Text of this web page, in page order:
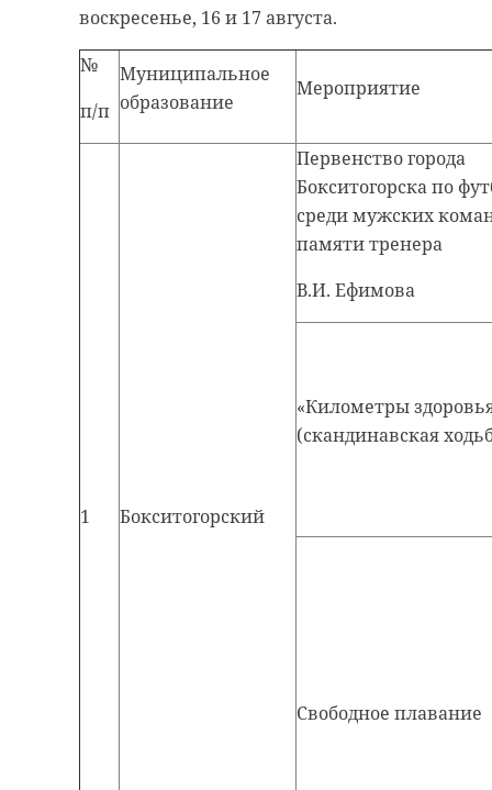
воскресенье, 16 и 17 августа.
№
п/п
Муниципальное
образование
Мероприятие
1 Бокситогорский
Первенство города
Бокситогорска по
среди мужских
памяти тренера
В.И. Ефимова
«Километры
(скандинавская
Свободное плавание